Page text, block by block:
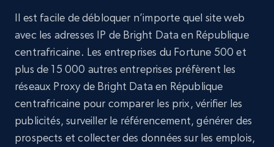
Il est facile de débloquer n’importe quel site web
avec les adresses IP de Bright Data en République
centrafricaine. Les entreprises du Fortune 500 et
plus de 15 000 autres entreprises préfèrent les
réseaux Proxy de Bright Data en République
centrafricaine pour comparer les prix, vérifier les
publicités, surveiller le référencement, générer des
prospects et collecter des données sur les emplois,